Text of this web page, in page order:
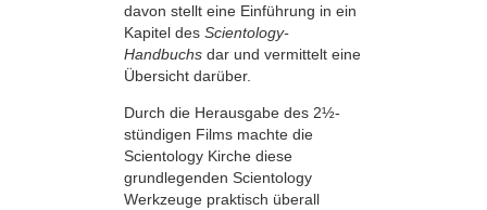
davon stellt eine Einführung in ein
Kapitel des Scientology-
Handbuchs dar und vermittelt eine
Übersicht darüber.
Durch die Herausgabe des 2½-
stündigen Films machte die
Scientology Kirche diese
grundlegenden Scientology
Werkzeuge praktisch überall